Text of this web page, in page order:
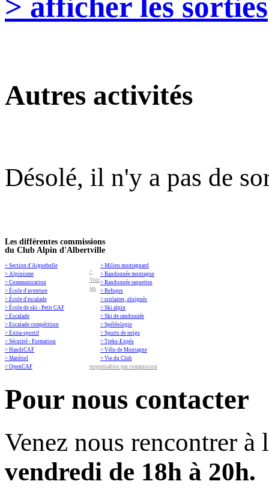
> afficher les sorties
Autres activités
Désolé, il n'y a pas de
Les différentes commissions
du Club Alpin d'Albertville
> Section d'Aiguebelle
> Alpinisme
> Communication
> École d'aventure
> École d'escalade
> École de ski - Petit CAF
> Escalade
> Escalade compétition
> Extra-sportif
> Sécurité - Formation
> HandiCAF
> Matériel
> OpenCAF
> Milieu montagnard
> Randonnée montagne
> Randonnée raquettes
> Refuges
> scolaires, eloignés
> Ski alpin
> Ski de randonnée
> Spéléologie
> Sports de neige
> Treks-Expés
> Vélo de Montagne
> Vie du Club
>
Voir
les
responsables par commission
Pour nous contacter
Venez nous rencontrer à
vendredi de 18h à 20h.